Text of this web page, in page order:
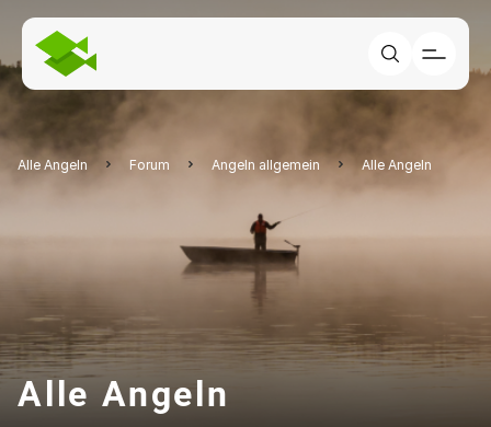
Alle Angeln Forum Angeln allgemein Alle Angeln
Alle Angeln